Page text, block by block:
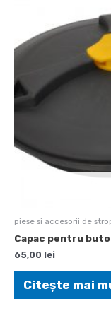
piese si accesorii de
Capac pentru
65,00 lei
Citește mai